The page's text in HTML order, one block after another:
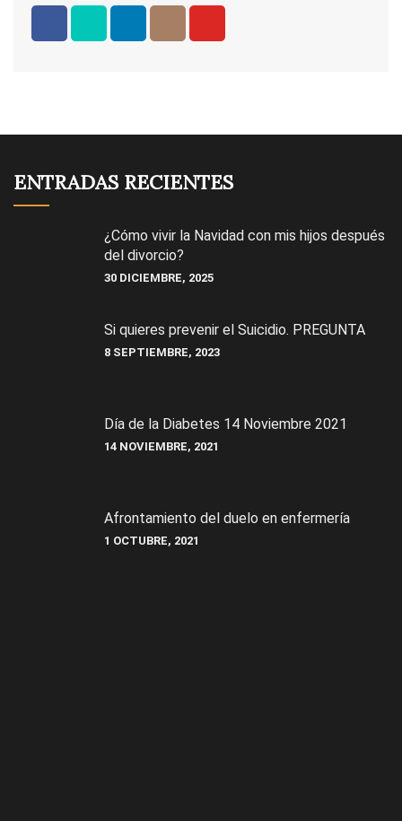
ENTRADAS RECIENTES
¿Cómo vivir la Navidad con mis hijos después
del divorcio?
30 DICIEMBRE, 2025
Si quieres prevenir el Suicidio. PREGUNTA
8 SEPTIEMBRE, 2023
Día de la Diabetes 14 Noviembre 2021
14 NOVIEMBRE, 2021
Afrontamiento del duelo en enfermería
1 OCTUBRE, 2021